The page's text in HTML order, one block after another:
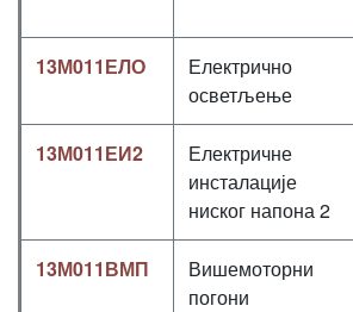
13М011ЕЛО
Електрично
осветљење
13М011ЕИ2
Електричне
инсталације
ниског напона 2
13М011ВМП
Вишемоторни
погони